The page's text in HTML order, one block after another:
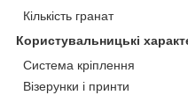
Кількість гранат
Користувальницькі
Система кріплення
Візерунки і принти